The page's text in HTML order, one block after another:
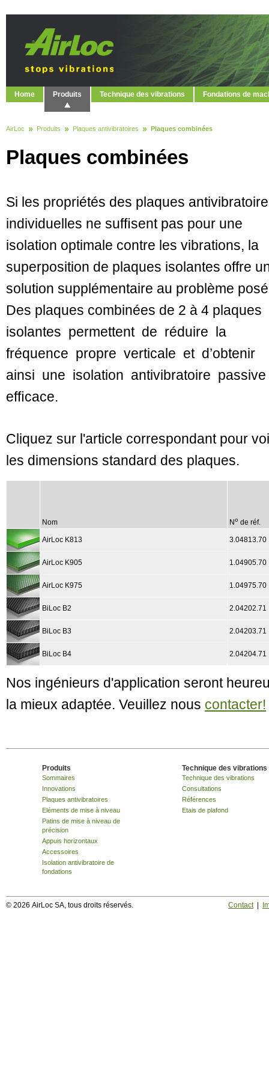
Home Produits Technique des vibrations Fondations de
AirLoc Produits Plaques antivibratoires Plaques combinées
Plaques combinées
Si les propriétés des plaques
individuelles ne sufﬁsent pas pour une
isolation optimale contre les vibrations, la
superposition de plaques isolantes offre
solution supplémentaire au problème
Des plaques combinées de 2 à 4 plaques
isolantes permettent de réduire la
fréquence propre verticale et d’obtenir
ainsi une isolation antivibratoire passive
efﬁcace.
Cliquez sur l'article correspondant pour
les dimensions standard des plaques.
Nom No de réf.
AirLoc K813 3.04813.70
AirLoc K905 1.04905.70
AirLoc K975 1.04975.70
BiLoc B2 2.04202.71
BiLoc B3 2.04203.71
BiLoc B4 2.04204.71
Nos ingénieurs d'application seront
la mieux adaptée. Veuillez nous contacter!
Produits
Sommaires
Innovations
Plaques antivibratoires
Eléments de mise à niveau
Patins de mise à niveau de
précision
Appuis horizontaux
Accessoires
Isolation antivibratoire de
fondations
Technique des vibrations
Technique des vibrations
Consultations
Références
Etais de plafond
© 2026 AirLoc SA, tous droits réservés. Contact|